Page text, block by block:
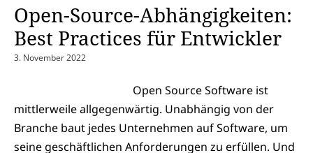
Open-Source-Abhängigkeiten:
Best Practices für Entwickler
3. November 2022
Open Source Software ist
mittlerweile allgegenwärtig. Unabhängig von der
Branche baut jedes Unternehmen auf Software, um
seine geschäftlichen Anforderungen zu erfüllen. Und